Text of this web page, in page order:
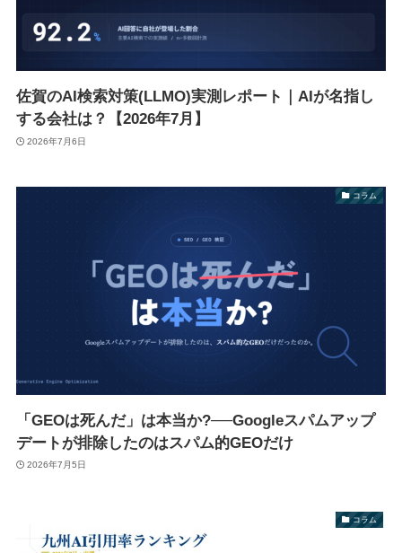
佐賀のAI検索対策(LLMO)実測レポート｜AIが名指し
する会社は？【2026年7月】
2026年7月6日
コラム
「GEOは死んだ」は本当か?──Googleスパムアップ
デートが排除したのはスパム的GEOだけ
2026年7月5日
コラム